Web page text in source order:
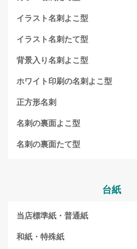
イラスト名刺よこ型
イラスト名刺たて型
背景入り名刺よこ型
ホワイト印刷の名刺よこ型
正方形名刺
名刺の裏面よこ型
名刺の裏面たて型
台紙
当店標準紙・普通紙
和紙・特殊紙